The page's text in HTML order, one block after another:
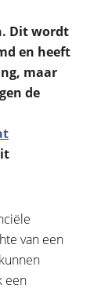
Dit wordt
en heeft
maar
de
van een
een